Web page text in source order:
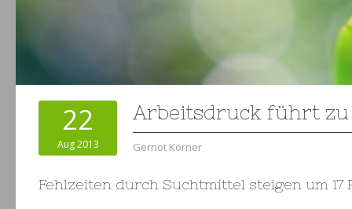
22
Aug 2013
Arbeitsdruck führt
Gernot Körner
Fehlzeiten durch Suchtmittel steigen um 17